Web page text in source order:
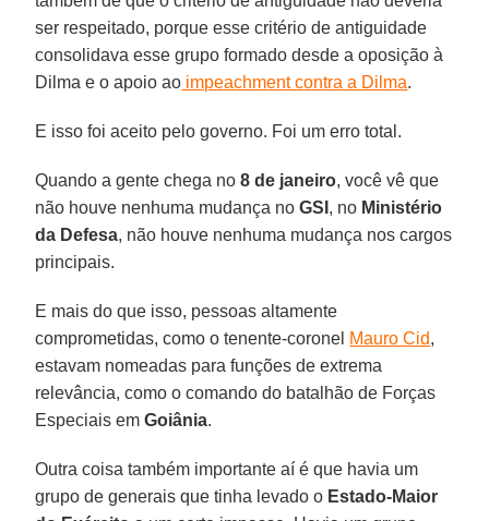
ser respeitado, porque esse critério de antiguidade
consolidava esse grupo formado desde a oposição à
Dilma e o apoio ao impeachment contra a Dilma.
E isso foi aceito pelo governo. Foi um erro total.
Quando a gente chega no8 de janeiro, você vê que
não houve nenhuma mudança noGSI , no Ministério
da Defesa, não houve nenhuma mudança nos cargos
principais.
E mais do que isso, pessoas altamente
comprometidas, como o tenente-coronel Mauro Cid,
estavam nomeadas para funções de extrema
relevância, como o comando do batalhão de Forças
Especiais emGoiânia.
Outra coisa também importante aí é que havia um
grupo de generais que tinha levado o Estado-Maior